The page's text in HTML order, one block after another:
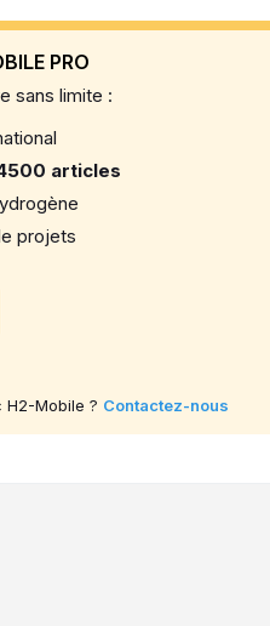
PRO
sans limite :
articles
projets
Mobile ? Contactez-nous